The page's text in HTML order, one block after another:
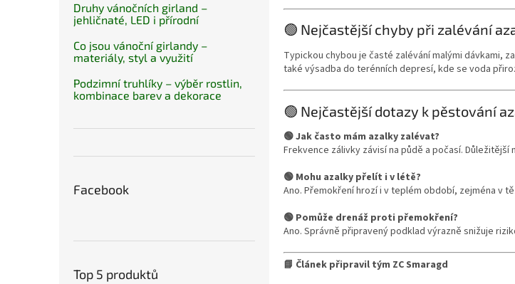
Druhy vánočních girland –
jehličnaté, LED i přírodní
Co jsou vánoční girlandy –
materiály, styl a využití
Podzimní truhlíky – výběr rostlin,
kombinace barev a dekorace
Facebook
Top 5 produktů
🟢 Nejčastější chyby při zalévání
Typickou chybou je časté zalévání malými dávkami,
také výsadba do terénních depresí, kde se voda
🟢 Nejčastější dotazy k pěstování
🟢 Jak často mám azalky zalévat?
Frekvence zálivky závisí na půdě a počasí.
🟢 Mohu azalky přelít i v létě?
Ano. Přemokření hrozí i v teplém období, zejména v
🟢 Pomůže drenáž proti přemokření?
Ano. Správně připravený podklad výrazně snižuje
📘 Článek připravil tým ZC Smaragd